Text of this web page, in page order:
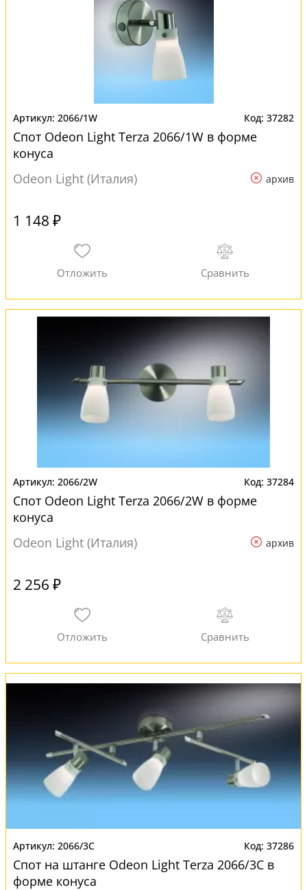
2066/1W 37282
Спот Odeon Light Terza 2066/1W в форме
конуса
Odeon Light (Италия)
архив
1 148 ₽
2066/2W 37284
Спот Odeon Light Terza 2066/2W в форме
конуса
Odeon Light (Италия)
архив
2 256 ₽
2066/3C 37286
Спот на штанге Odeon Light Terza 2066/3C в
форме конуса